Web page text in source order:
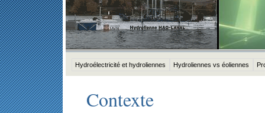
Hydroélectricité et hydroliennes Hydroliennes vs éoliennes
Contexte